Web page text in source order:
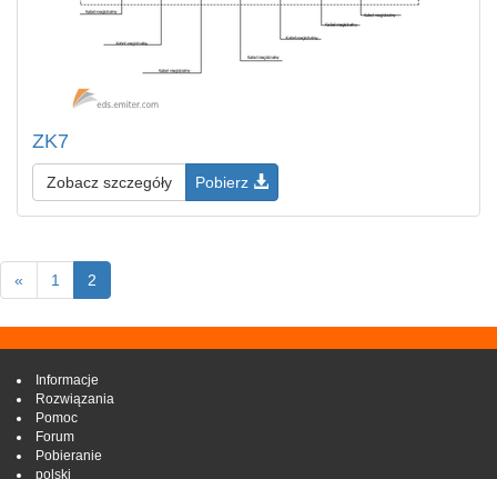
ZK7
Zobacz szczegóły Pobierz
« 1 2
Informacje
Rozwiązania
Pomoc
Forum
Pobieranie
polski